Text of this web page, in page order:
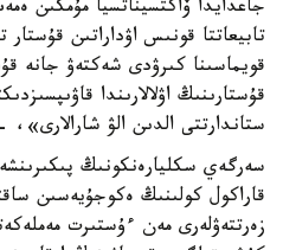
جاعدايدا ۆاكتسيناتسيا مۇمكىن
تابيعاتتا قونىس اۋداراتىن
قويماسىنا كىرۋدى شەكتەۋ جانە
قۇستارىنىڭ اۋلالارىندا
ستاندارتتى الدىن الۋ
سەرگەي سكليارەنكونىڭ
قاراكول كولىنىڭ ەكوجۇيەسىن
زەرتتەۋلەرى مەن ءۇستىرت